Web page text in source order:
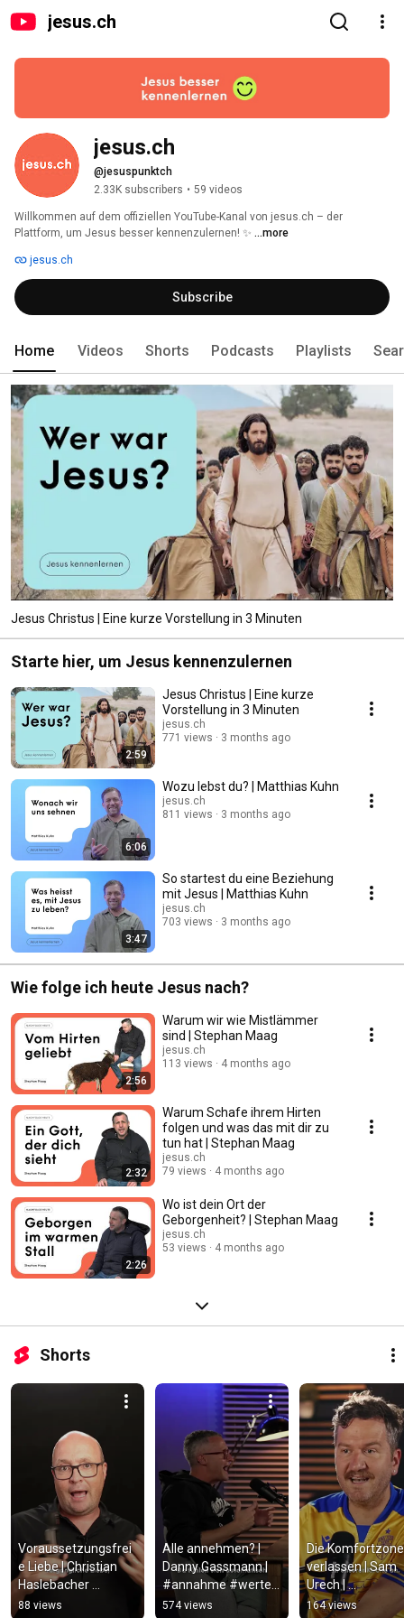
jesus.ch
jesus.ch
@jesuspunktch
2.33K subscribers • 59 videos
Willkommen auf dem offiziellen YouTube-Kanal von jesus.ch – der
Plattform, um Jesus besser kennenzulernen! ✨ ...more
jesus.ch
Subscribe
Home Videos Shorts Podcasts Playlists
Jesus Christus | Eine kurze Vorstellung in 3 Minuten
Starte hier, um Jesus kennenzulernen
2:59
Jesus Christus | Eine kurze
Vorstellung in 3 Minuten
jesus.ch
771 views
3 months ago
6:06
Wozu lebst du? | Matthias Kuhn
jesus.ch
811 views
3 months ago
3:47
So startest du eine Beziehung
mit Jesus | Matthias Kuhn
jesus.ch
703 views
3 months ago
Wie folge ich heute Jesus nach?
2:56
Warum wir wie Mistlämmer
sind | Stephan Maag
jesus.ch
113 views
4 months ago
2:32
Warum Schafe ihrem Hirten
folgen und was das mit dir zu
tun hat | Stephan Maag
jesus.ch
79 views
4 months ago
2:26
Wo ist dein Ort der
Geborgenheit? | Stephan Maag
jesus.ch
53 views
4 months ago
Shorts
Voraussetzungsfrei
e Liebe | Christian
Haslebacher
|#gleichgültigkeit
88 views
Alle annehmen? |
Danny Gassmann |
#annahme #werte
#angst #shorts
574 views
Die Komfortzone
verlassen | Sam
Urech |
#komfortzone
164 views